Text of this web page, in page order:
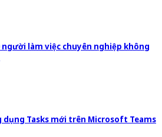
người làm việc chuyên nghiệp không
Tasks mới trên Microsoft Teams